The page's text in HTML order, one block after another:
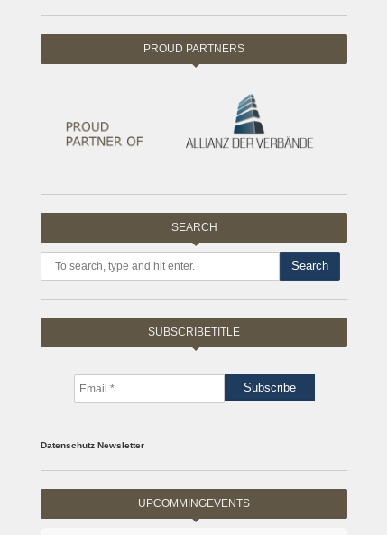
PROUD PARTNERS
SEARCH
Search
SUBSCRIBETITLE
Datenschutz Newsletter
UPCOMMINGEVENTS